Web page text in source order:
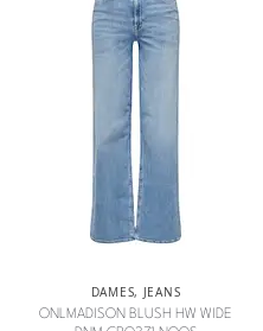
DAMES, JEANS
ONLMADISON BLUSH HW WIDE